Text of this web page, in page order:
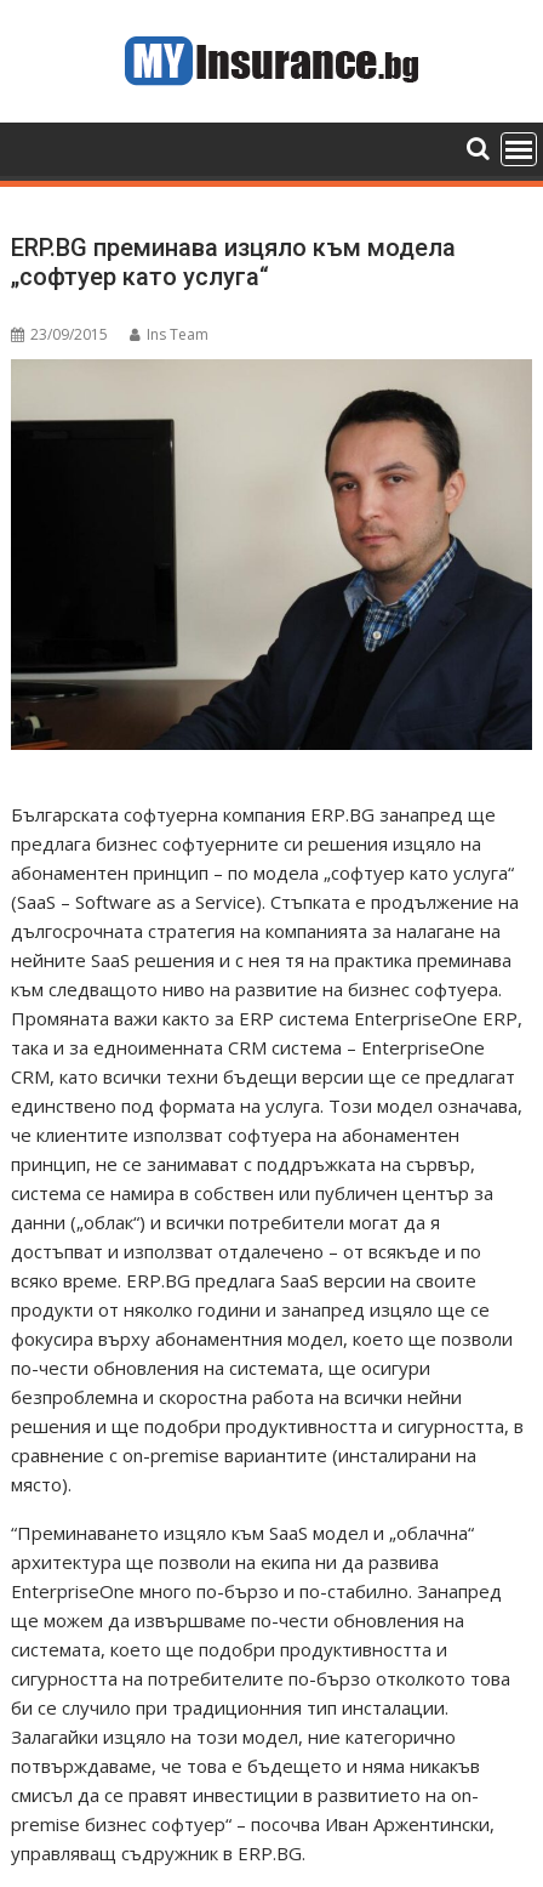
ERP.BG преминава изцяло към модела
„софтуер като услуга“
23/09/2015 Ins Team
Българската софтуерна компания ERP.BG занапред ще
предлага бизнес софтуерните си решения изцяло на
абонаментен принцип – по модела „софтуер като услуга“
(SaaS – Software as a Service). Стъпката е продължение на
дългосрочната стратегия на компанията за налагане на
нейните SaaS решения и с нея тя на практика преминава
към следващото ниво на развитие на бизнес софтуера.
Промяната важи както за ERP система EnterpriseOne ERP,
така и за едноименната CRM система – EnterpriseOne
CRM, като всички техни бъдещи версии ще се предлагат
единствено под формата на услуга. Този модел означава,
че клиентите използват софтуера на абонаментен
принцип, не се занимават с поддръжката на сървър,
система се намира в собствен или публичен център за
данни („облак“) и всички потребители могат да я
достъпват и използват отдалечено – от всякъде и по
всяко време. ERP.BG предлага SaaS версии на своите
продукти от няколко години и занапред изцяло ще се
фокусира върху абонаментния модел, което ще позволи
по-чести обновления на системата, ще осигури
безпроблемна и скоростна работа на всички нейни
решения и ще подобри продуктивността и сигурността, в
сравнение с on-premise вариантите (инсталирани на
място).
“Преминаването изцяло към SaaS модел и „облачна“
архитектура ще позволи на екипа ни да развива
EnterpriseOne много по-бързо и по-стабилно. Занапред
ще можем да извършваме по-чести обновления на
системата, което ще подобри продуктивността и
сигурността на потребителите по-бързо отколкото това
би се случило при традиционния тип инсталации.
Залагайки изцяло на този модел, ние категорично
потвърждаваме, че това е бъдещето и няма никакъв
смисъл да се правят инвестиции в развитието на on-
premise бизнес софтуер“ – посочва Иван Аржентински,
управляващ съдружник в ERP.BG.